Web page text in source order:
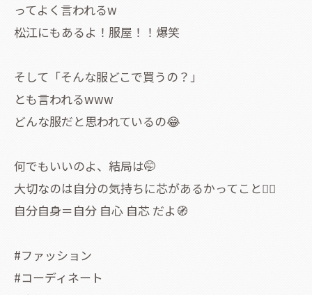
ってよく言われるw
松江にもあるよ！服屋！！爆笑
そして「そんな服どこで買うの？」
とも言われるwww
どんな服だと思われているの😂
何でもいいのよ、結局は🤭
大切なのは自分の気持ちに芯があるかってこと❤️‍🔥
自分自身＝自分 自心 自芯 だよ🧭
#ファッション
#コーディネート